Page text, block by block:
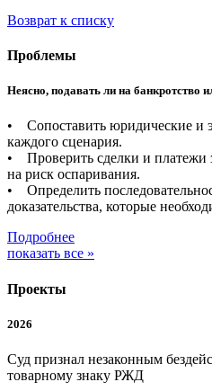
Возврат к списку
Проблемы
Неясно, подавать ли на банкротство
• Сопоставить юридические и
каждого сценария.
• Проверить сделки и платежи
на риск оспаривания.
• Определить
доказательства, которые
Подробнее
показать все »
Проекты
2026
Суд признал незаконным
товарному знаку РЖД